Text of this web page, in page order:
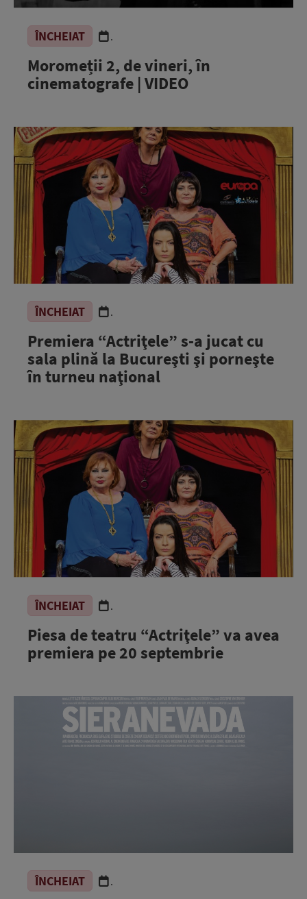
ÎNCHEIAT .
Moromeții 2, de vineri, în
cinematografe | VIDEO
ÎNCHEIAT .
Premiera “Actriţele” s-a jucat cu
sala plină la Bucureşti şi porneşte
în turneu naţional
ÎNCHEIAT .
Piesa de teatru “Actriţele” va avea
premiera pe 20 septembrie
ÎNCHEIAT .